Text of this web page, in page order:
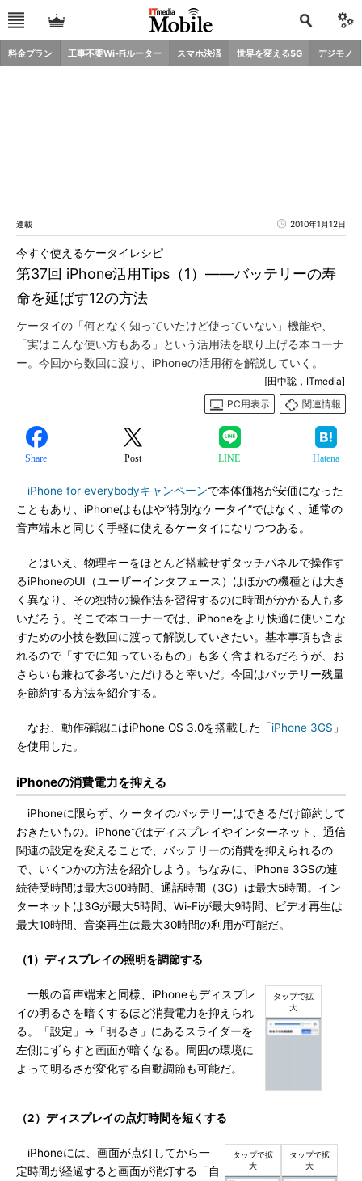
料金プラン 工事不要Wi-Fiルーター スマホ決済 世界を変える5G デジモノ
連載 2010年1月12日
第37回 iPhone活用Tips（1）――バッテリーの寿
命を延ばす12の方法
今すぐ使えるケータイレシピ
ケータイの「何となく知っていたけど使っていない」機能や、
「実はこんな使い方もある」という活用法を取り上げる本コーナ
ー。今回から数回に渡り、iPhoneの活用術を解説していく。
[田中聡，ITmedia]
PC用表示
関連情報
Share Post LINE Hatena
iPhone for everybodyキャンペーンで本体価格が安価になった
こともあり、iPhoneはもはや“特別なケータイ”ではなく、通常の
音声端末と同じく手軽に使えるケータイになりつつある。
とはいえ、物理キーをほとんど搭載せずタッチパネルで操作す
るiPhoneのUI（ユーザーインタフェース）はほかの機種とは大き
く異なり、その独特の操作法を習得するのに時間がかかる人も多
いだろう。そこで本コーナーでは、iPhoneをより快適に使いこな
すための小技を数回に渡って解説していきたい。基本事項も含ま
れるので「すでに知っているもの」も多く含まれるだろうが、お
さらいも兼ねて参考いただけると幸いだ。今回はバッテリー残量
を節約する方法を紹介する。
なお、動作確認にはiPhone OS 3.0を搭載した「iPhone 3GS 」
を使用した。
iPhoneの消費電力を抑える
iPhoneに限らず、ケータイのバッテリーはできるだけ節約して
おきたいもの。iPhoneではディスプレイやインターネット、通信
関連の設定を変えることで、バッテリーの消費を抑えられるの
で、いくつかの方法を紹介しよう。ちなみに、iPhone 3GSの連
続待受時間は最大300時間、通話時間（3G）は最大5時間。イン
ターネットは3Gが最大5時間、Wi-Fiが最大9時間、ビデオ再生は
最大10時間、音楽再生は最大30時間の利用が可能だ。
（1）ディスプレイの照明を調節する
一般の音声端末と同様、iPhoneもディスプレ
イの明るさを暗くするほど消費電力を抑えられ
る。「設定」→「明るさ」にあるスライダーを
左側にずらすと画面が暗くなる。周囲の環境に
よって明るさが変化する自動調節も可能だ。
（2）ディスプレイの点灯時間を短くする
iPhoneには、画面が点灯してから一
定時間が経過すると画面が消灯する「自